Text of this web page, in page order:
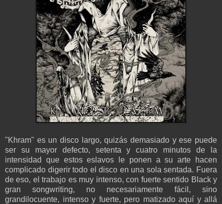
"Khram" es un disco largo, quizás demasiado y ese puede
ser su mayor defecto, setenta y cuatro minutos de la
intensidad que estos eslavos le ponen a su arte hacen
complicado digerir todo el disco en una sola sentada. Fuera
de eso, el trabajo es muy intenso, con fuerte sentido Black y
gran songwriting, no necesariamente fácil, sino
grandilocuente, intenso y fuerte, pero matizado aquí y allá